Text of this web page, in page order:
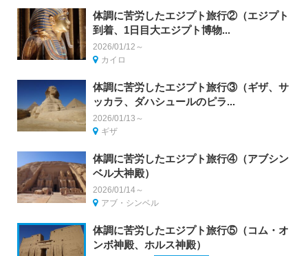
体調に苦労したエジプト旅行②（エジプト
到着、1日目大エジプト博物...
2026/01/12～
カイロ
体調に苦労したエジプト旅行③（ギザ、サ
ッカラ、ダハシュールのピラ...
2026/01/13～
ギザ
体調に苦労したエジプト旅行④（アブシン
ベル大神殿）
2026/01/14～
アブ・シンベル
体調に苦労したエジプト旅行⑤（コム・オ
ンボ神殿、ホルス神殿）